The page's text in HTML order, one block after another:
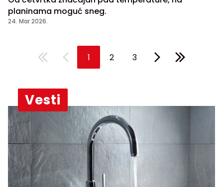
planinama moguć sneg.
24. Mar 2026.
1 2 3
Vesti